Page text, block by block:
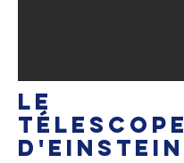
LE
TÉLESCOPE
D'EINSTEIN